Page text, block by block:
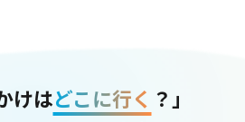
けはどこに行く ？」